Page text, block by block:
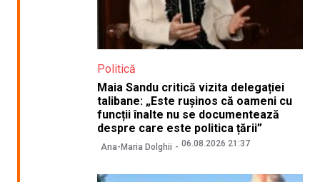
Politică
Maia Sandu critică vizita delegației
talibane: „Este rușinos că oameni cu
funcții înalte nu se documentează
despre care este politica țării”
Ana-Maria Dolghii 06.08.2026 21:37